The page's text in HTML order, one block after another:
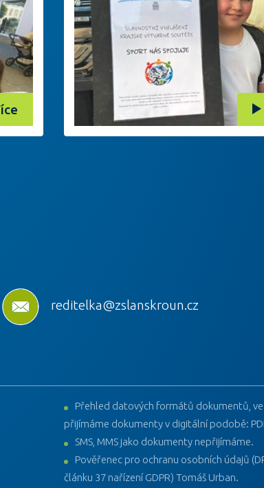
reditelka@zslanskroun.cz
Přehled datových formátů dokumentů,
přijímáme dokumenty v digitální podobě:
SMS, MMS jako dokumenty nepřijímáme.
Pověřenec pro ochranu osobních údajů
článku 37 nařízení GDPR) Tomáš Urban.